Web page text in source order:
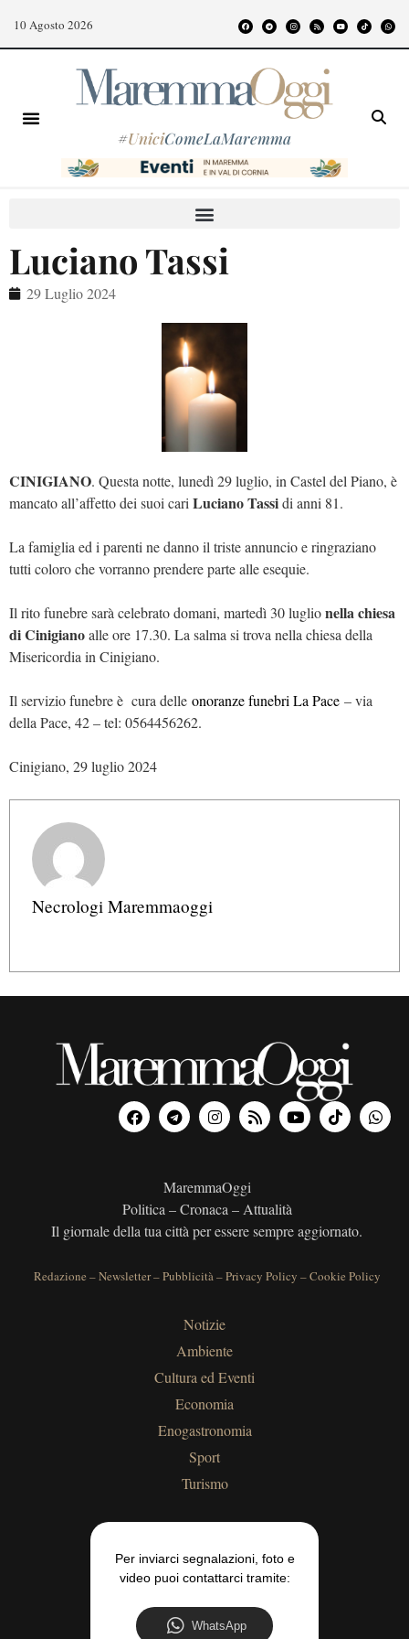
10 Agosto 2026
#UniciComeLaMaremma
Luciano Tassi
29 Luglio 2024
CINIGIANO. Questa notte, lunedì 29 luglio, in Castel del Piano, è
mancato all’affetto dei suoi cariLuciano Tassidi anni 81.
La famiglia ed i parenti ne danno il triste annuncio e ringraziano
tutti coloro che vorranno prendere parte alle esequie.
Il rito funebre sarà celebrato domani, martedì 30 luglionella chiesa
di Cinigianoalle ore 17.30. La salma si trova nella chiesa della
Misericordia in Cinigiano.
Il servizio funebre è cura delle onoranze funebri La Pace – via
della Pace, 42 – tel: 0564456262.
Cinigiano, 29 luglio 2024
Necrologi Maremmaoggi
MaremmaOggi
Politica – Cronaca – Attualità
Il giornale della tua città per essere sempre aggiornato.
Redazione –Newsletter–Pubblicità–Privacy Policy –Cookie Policy
Notizie
Ambiente
Cultura ed Eventi
Economia
Enogastronomia
Sport
Turismo
Per inviarci segnalazioni, foto e
video puoi contattarci tramite:
WhatsApp